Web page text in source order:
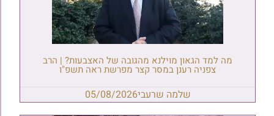
מה למד הגאון מוילנא מהגובה של האצבעות? | הרב
צפניה רענן במסר קצר מפרשת ראה תשפ"ו
שלמה שרעבי05/08/2026